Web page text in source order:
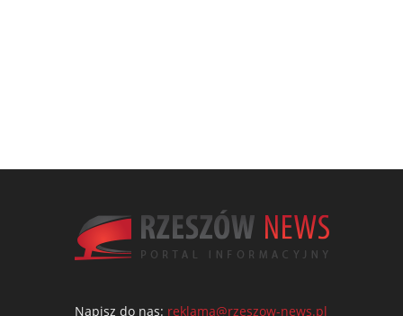
Napisz do nas: reklama@rzeszow-news.pl